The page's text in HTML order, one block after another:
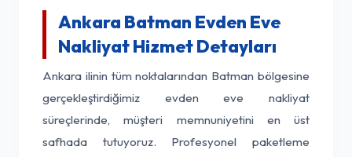
Ankara Batman Evden Eve
Nakliyat Hizmet Detayları
Ankara ilinin tüm noktalarından Batman bölgesine
gerçekleştirdiğimiz evden eve nakliyat
süreçlerinde, müşteri memnuniyetini en üst
safhada tutuyoruz. Profesyonel paketleme